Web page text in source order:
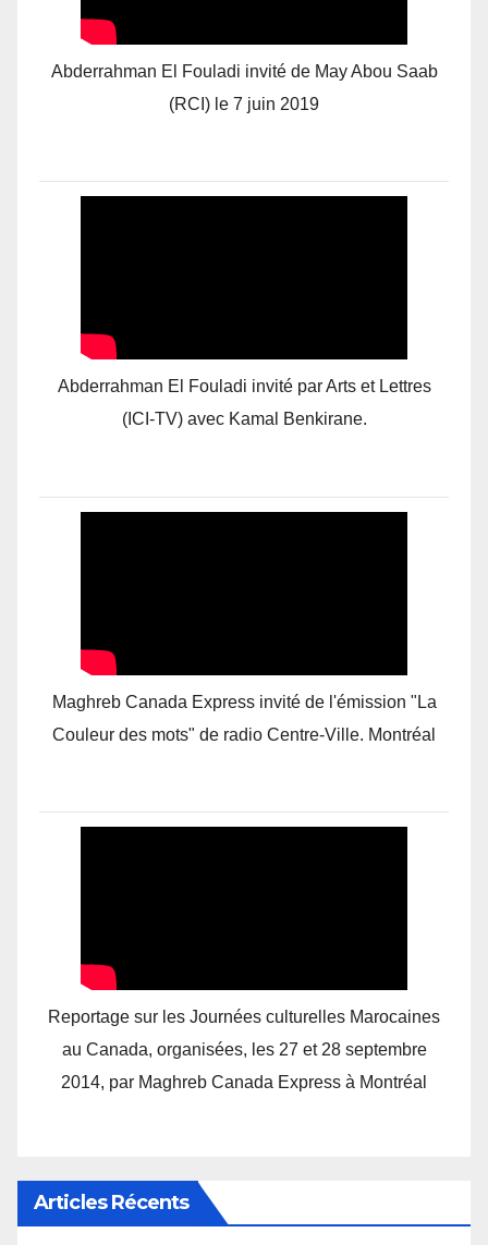
Abderrahman El Fouladi invité de May Abou Saab
(RCI) le 7 juin 2019
Abderrahman El Fouladi invité par Arts et Lettres
(ICI-TV) avec Kamal Benkirane.
Maghreb Canada Express invité de l'émission "La
Couleur des mots" de radio Centre-Ville. Montréal
Reportage sur les Journées culturelles Marocaines
au Canada, organisées, les 27 et 28 septembre
2014, par Maghreb Canada Express à Montréal
Articles Récents